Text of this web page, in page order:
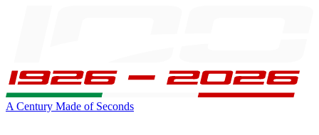
A Century Made of Seconds